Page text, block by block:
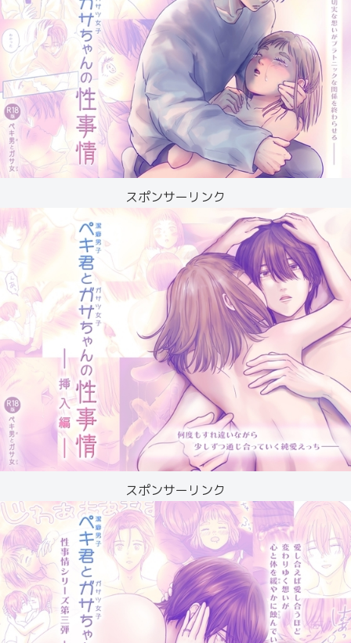
スポンサーリンク
スポンサーリンク